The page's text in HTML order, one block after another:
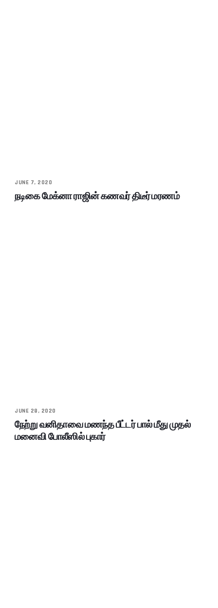
JUNE 7, 2020
நடிகை மேக்னா ராஜின் கணவர் திடீர் மரணம்
JUNE 28, 2020
நேற்று வனிதாவை மணந்த பீட்டர் பால் மீது முதல்
மனைவி போலீஸில் புகார்